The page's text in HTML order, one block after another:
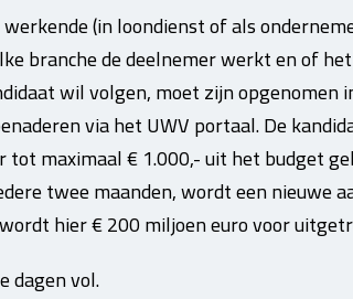
(in loondienst of als
branche de deelnemer werkt en of
wil volgen, moet zijn opgenomen
via het UWV portaal. De
maximaal € 1.000,- uit het budget
twee maanden, wordt een nieuwe
hier € 200 miljoen euro voor
dagen vol.